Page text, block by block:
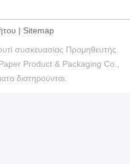
| Sitemap
συσκευασίας Προμηθευτής.
Product & Packaging Co.,
διατηρούνται.